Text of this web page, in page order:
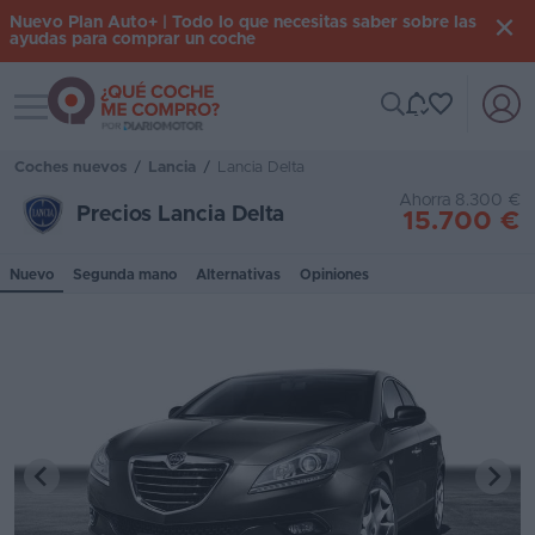
Iniciar
Inicio
Coches
Stock
Nuevo Plan Auto+ | Todo lo que necesitas saber sobre las
ayudas para comprar un coche
Toggle navigation
Coches nuevos / Lancia / Lancia Delta
Precios Lancia Delta
Ahorra 8.300 €
15.700 €
Nuevo Segunda mano Alternativas Opiniones